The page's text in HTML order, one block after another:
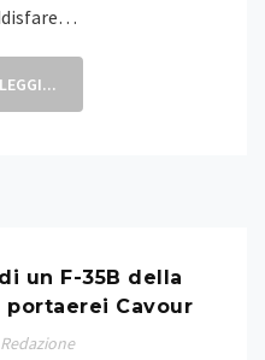
LEGGI...
un F-35B della
portaerei Cavour